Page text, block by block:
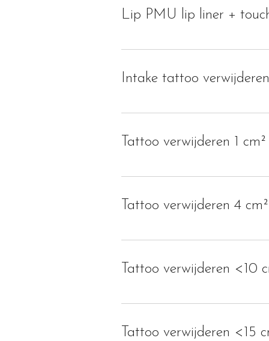
Lip PMU lip liner +
Intake tattoo verwijderen
Tattoo verwijderen 1 cm²
Tattoo verwijderen 4 cm²
Tattoo verwijderen <10
Tattoo verwijderen <15